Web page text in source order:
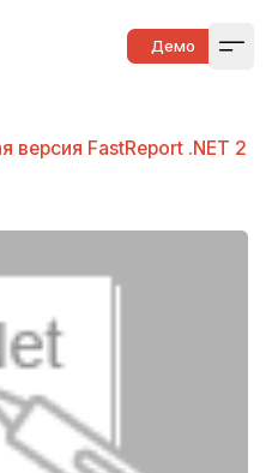
Демо
версия FastReport .NET